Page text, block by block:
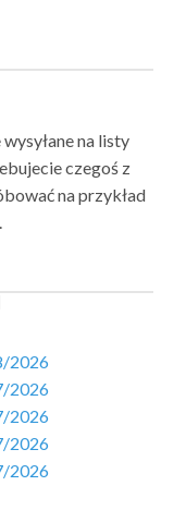
na listy
czegoś z
na przykład
.
2026
2026
2026
2026
2026